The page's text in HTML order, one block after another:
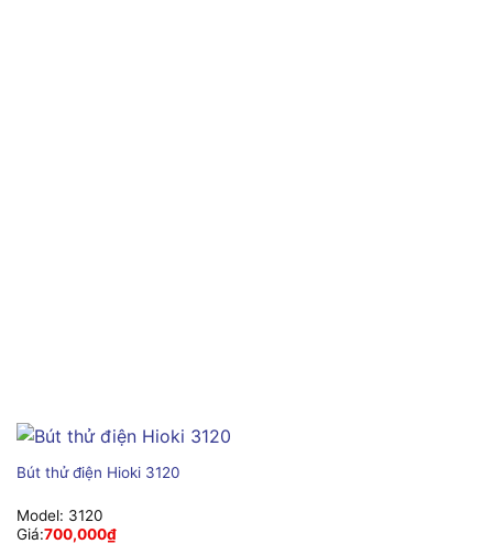
Bút thử điện Hioki 3120
Model: 3120
Giá:700,000₫